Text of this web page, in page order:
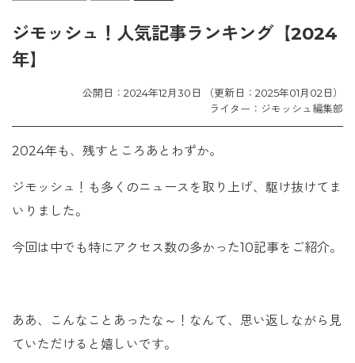
ジモッシュ！人気記事ランキング【2024
年】
公開日：2024年12月30日 （更新日：2025年01月02日）
ライター：ジモッシュ編集部
2024年も、残すところあとわずか。
ジモッシュ！も多くのニュースを取り上げ、駆け抜けてま
いりました。
今回は中でも特にアクセス数の多かった10記事をご紹介。
ああ、こんなことあったな～！なんて、思い返しながら見
ていただけると嬉しいです。